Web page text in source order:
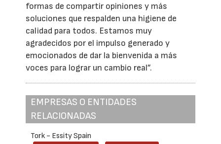
formas de compartir opiniones y más
soluciones que respalden una higiene de
calidad para todos. Estamos muy
agradecidos por el impulso generado y
emocionados de dar la bienvenida a más
voces para lograr un cambio real”.
EMPRESAS O ENTIDADES
RELACIONADAS
Tork - Essity Spain